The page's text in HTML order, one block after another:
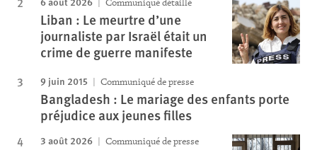
Communiqué détaillé
Liban : Le meurtre d’une
journaliste par Israël était un
crime de guerre manifeste
9 juin 2015 Communiqué de presse
Bangladesh : Le mariage des enfants porte
préjudice aux jeunes filles
3 août 2026 Communiqué de presse